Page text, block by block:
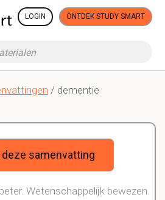
LOGIN ONTDEK STUDY SMART
/ dementie
deze samenvatting
Wetenschappelijk bewezen.